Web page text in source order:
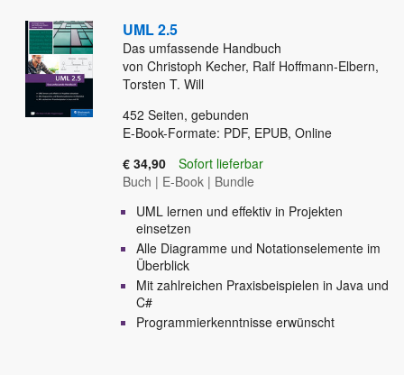
UML 2.5
Das umfassende Handbuch
von Christoph Kecher, Ralf Hoffmann-Elbern,
Torsten T. Will
452 Seiten, gebunden
E-Book-Formate: PDF, EPUB, Online
€ 34,90
Sofort lieferbar
Buch | E-Book | Bundle
UML lernen und effektiv in Projekten
einsetzen
Alle Diagramme und Notationselemente im
Überblick
Mit zahlreichen Praxisbeispielen in Java und
C#
Programmierkenntnisse erwünscht